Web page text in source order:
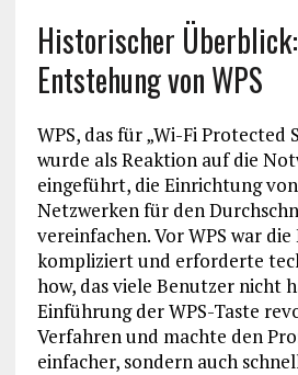
Historischer
Entstehung von WPS
WPS, das für „Wi-Fi Protected
wurde als Reaktion auf die
eingeführt, die Einrichtung
Netzwerken für den
vereinfachen. Vor WPS war
kompliziert und erforderte
how, das viele Benutzer nicht
Einführung der WPS-Taste
Verfahren und machte den
einfacher, sondern auch